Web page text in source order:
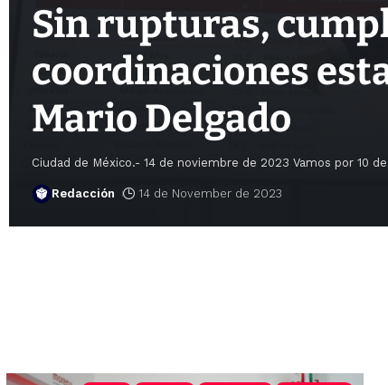
Sin rupturas,
coordinaciones
Mario Delgado
Ciudad de México.- 14 de noviembre de 2023 Vamos por 10
Redacción 14 de November de 2023